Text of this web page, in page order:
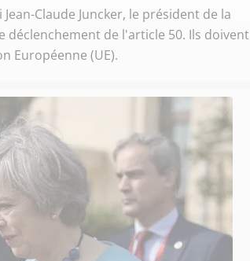
Claude Juncker, le président de la
de l'article 50. Ils doivent
Européenne (UE).